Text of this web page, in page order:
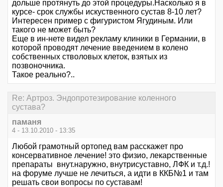
дольше протянуть до этой процедуры.Насколько я в
курсе- срок службы искуственного сустав 8-10 лет?
Интересен пример с фигуристом Ягудиным. Или
такого не может быть?
Еще в ин-нете видел рекламу клиники в Германии, в
которой проводят лечение введением в колено
собственных стволовых клеток, взятых из
позвоночника.
Такое реально?..
Re: Артроз. Эндопротезирование коленного
сустава?
паманя
4 - 13.10.2010 - 13:35
Любой грамотный ортопед вам расскажет про
консервативное лечение! это физио, лекарственные
препараты внут.наружно, внутрисуставно, ЛФК и т.д.!
на форуме лучше не лечиться, а идти в ККБ№1 и там
решать свои вопросы по суставам!